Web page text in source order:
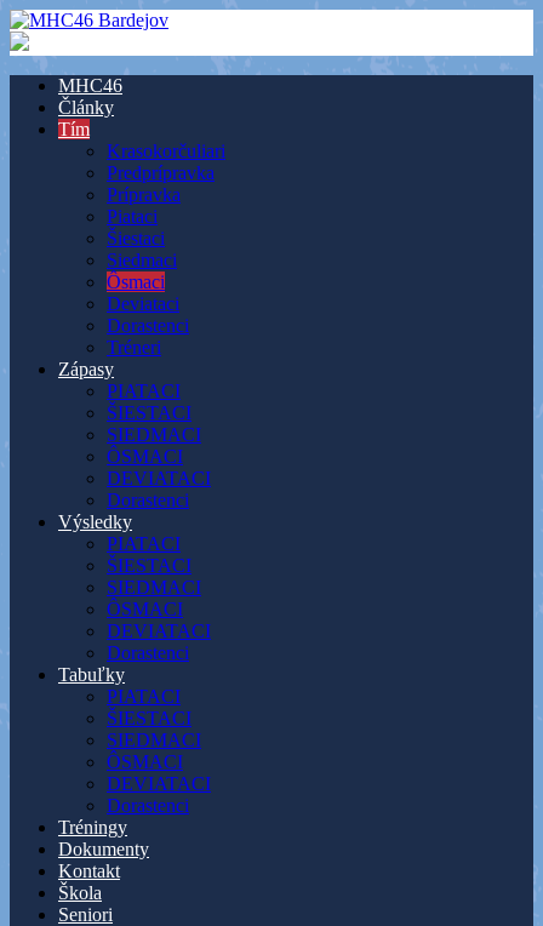
MHC46
Články
Tím
Krasokorčuliari
Predprípravka
Prípravka
Piataci
Šiestaci
Siedmaci
Ôsmaci
Deviataci
Dorastenci
Tréneri
Zápasy
PIATACI
ŠIESTACI
SIEDMACI
ÔSMACI
DEVIATACI
Dorastenci
Výsledky
PIATACI
ŠIESTACI
SIEDMACI
ÔSMACI
DEVIATACI
Dorastenci
Tabuľky
PIATACI
ŠIESTACI
SIEDMACI
ÔSMACI
DEVIATACI
Dorastenci
Tréningy
Dokumenty
Kontakt
Škola
Seniori